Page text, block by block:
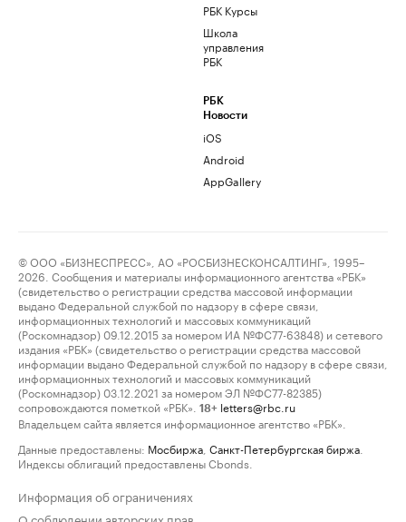
РБК Курсы
Школа
управления
РБК
РБК
Новости
iOS
Android
AppGallery
© ООО «БИЗНЕСПРЕСС», АО «РОСБИЗНЕСКОНСАЛТИНГ», 1995–
2026. Сообщения и материалы информационного агентства «РБК»
(свидетельство о регистрации средства массовой информации
выдано Федеральной службой по надзору в сфере связи,
информационных технологий и массовых коммуникаций
(Роскомнадзор) 09.12.2015 за номером ИА №ФС77-63848) и сетевого
издания «РБК» (свидетельство о регистрации средства массовой
информации выдано Федеральной службой по надзору в сфере связи,
информационных технологий и массовых коммуникаций
(Роскомнадзор) 03.12.2021 за номером ЭЛ №ФС77-82385)
сопровождаются пометкой «РБК».
18+ letters@rbc.ru
Владельцем сайта является информационное агентство «РБК».
Данные предоставлены: Мосбиржа Санкт-Петербургская биржа
Индексы облигаций предоставлены Cbonds.
Информация об ограничениях